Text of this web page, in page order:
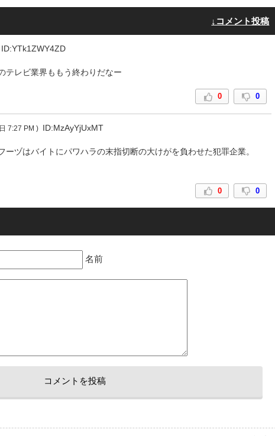
↓コメント投稿
ID:YTk1ZWY4ZD
テレビ業界ももう終わりだなー
0 0
7:27 PM ) ID:MzAyYjUxMT
ーヅはバイトにパワハラの末指切断の大けがを負わせた犯罪企業。
0 0
名前